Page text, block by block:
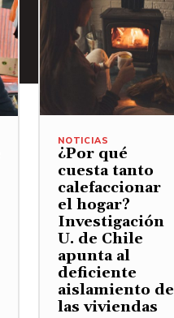
NOTICIAS
¿Por qué
cuesta tanto
calefaccionar
el hogar?
Investigación
U. de Chile
apunta al
deficiente
aislamiento de
las viviendas